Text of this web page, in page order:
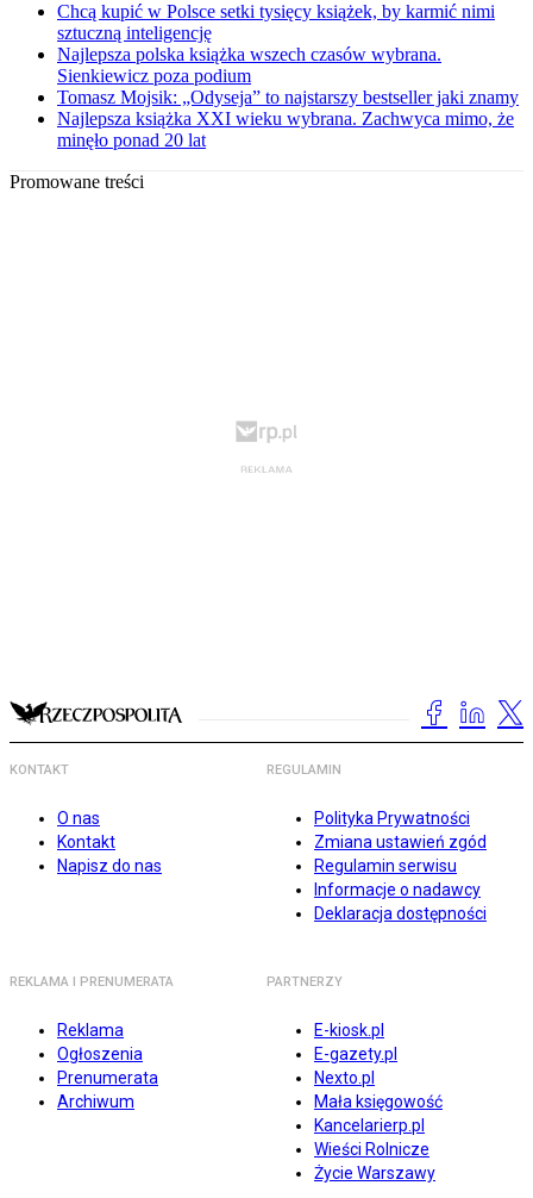
Chcą kupić w Polsce setki tysięcy książek, by karmić nimi
sztuczną inteligencję
Najlepsza polska książka wszech czasów wybrana.
Sienkiewicz poza podium
Tomasz Mojsik: „Odyseja” to najstarszy bestseller jaki znamy
Najlepsza książka XXI wieku wybrana. Zachwyca mimo, że
minęło ponad 20 lat
Promowane treści
KONTAKT
O nas
Kontakt
Napisz do nas
REGULAMIN
Polityka Prywatności
Zmiana ustawień zgód
Regulamin serwisu
Informacje o nadawcy
Deklaracja dostępności
REKLAMA I PRENUMERATA
Reklama
Ogłoszenia
Prenumerata
Archiwum
PARTNERZY
E-kiosk.pl
E-gazety.pl
Nexto.pl
Mała księgowość
Kancelarierp.pl
Wieści Rolnicze
Życie Warszawy